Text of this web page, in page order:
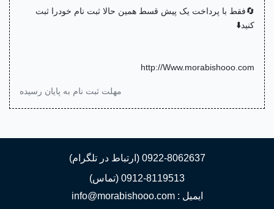
🔄فقط با پرداخت یک پیش قسط همین حالا ثبت نام خودرا ثبت
کنید⬇️
http://Www.morabishooo.com
مهلت ثبت نام به پایان رسیده
0922-8062637 (ارتباط در تلگرام)
0912-8119513 (تماس)
ایمیل : info@morabishooo.com